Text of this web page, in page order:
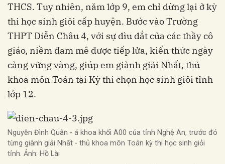
THCS. Tuy nhiên, năm lớp 9, em chỉ dừng lại ở kỳ
thi học sinh giỏi cấp huyện. Bước vào Trường
THPT Diễn Châu 4, với sự dìu dắt của các thầy cô
giáo, niềm đam mê được tiếp lửa, kiến thức ngày
càng vững vàng, giúp em giành giải Nhất, thủ
khoa môn Toán tại Kỳ thi chọn học sinh giỏi tỉnh
lớp 12.
Nguyễn Đình Quân - á khoa khối A00 của tỉnh Nghệ An, trước đó
từng giành giải Nhất - thủ khoa môn Toán kỳ thi học sinh giỏi
tỉnh. Ảnh: Hồ Lài